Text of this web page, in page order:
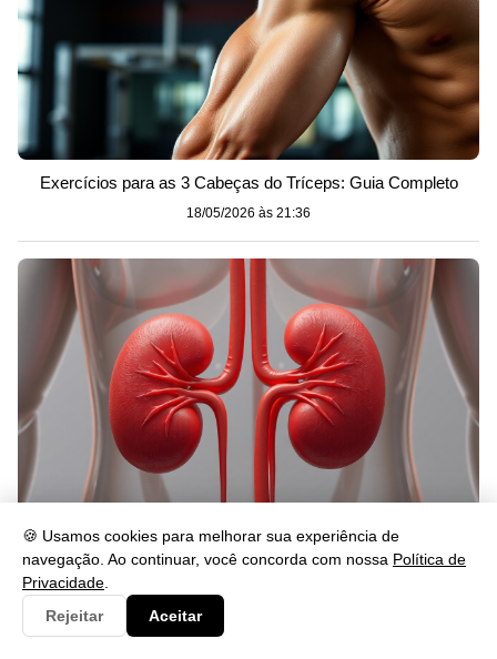
🍪 Usamos cookies para melhorar sua experiência de
navegação. Ao continuar, você concorda com nossa Política de
Privacidade
Rejeitar
Aceitar
Exercícios para as 3 Cabeças do Tríceps: Guia Completo
18/05/2026 às 21:36
Quanto Custa um Rim? Preços e Fatores Explicados